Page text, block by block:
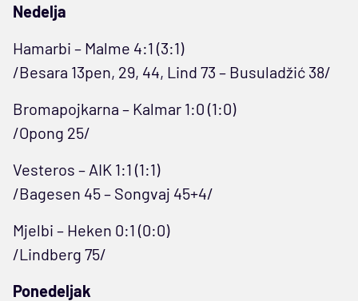
Nedelja
Hamarbi – Malme 4:1 (3:1)
/Besara 13pen, 29, 44, Lind 73 – Busuladžić 38/
Bromapojkarna – Kalmar 1:0 (1:0)
/Opong 25/
Vesteros – AIK 1:1 (1:1)
/Bagesen 45 – Songvaj 45+4/
Mjelbi – Heken 0:1 (0:0)
/Lindberg 75/
Ponedeljak